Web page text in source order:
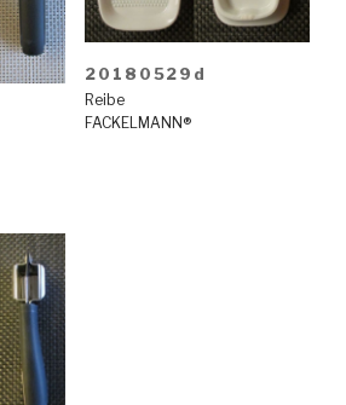
20180529d
Reibe
FACKELMANN®